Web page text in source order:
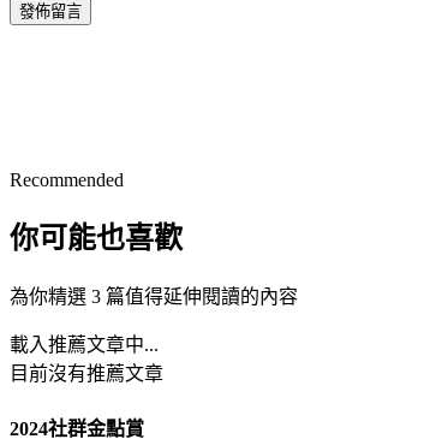
發佈留言
Recommended
你可能也喜歡
為你精選 3 篇值得延伸閱讀的內容
載入推薦文章中...
目前沒有推薦文章
2024社群金點賞